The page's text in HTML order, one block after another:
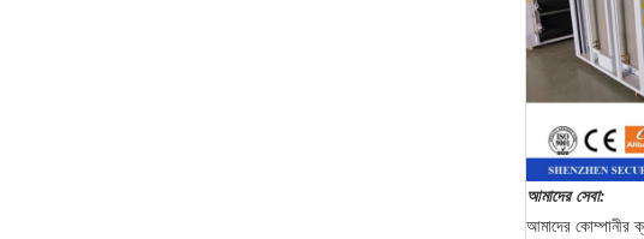
আমাদের সেবা:
আমাদের কোম্পানীর